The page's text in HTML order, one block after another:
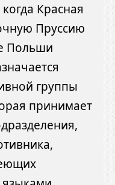
Красная
Пруссию
Польши
группы
принимает